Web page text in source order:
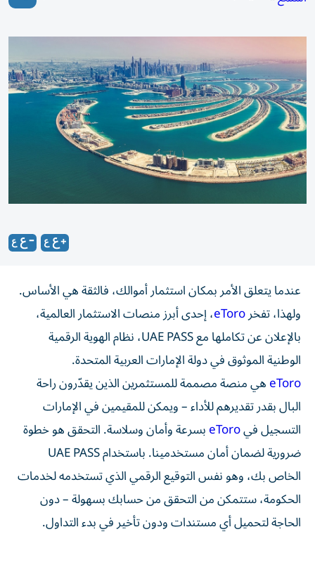
عندما يتعلق الأمر بمكان استثمار أموالك، فالثقة هي الأساس.
ولهذا، تفخرeToro، إحدى أبرز منصات الاستثمار العالمية،
بالإعلان عن تكاملها مع UAE PASS، نظام الهوية الرقمية
الوطنية الموثوق في دولة الإمارات العربية المتحدة.
eToroهي منصة مصممة للمستثمرين الذين يقدّرون راحة
البال بقدر تقديرهم للأداء – ويمكن للمقيمين في الإمارات
التسجيل فيeToroبسرعة وأمان وسلاسة. التحقق هو خطوة
ضرورية لضمان أمان مستخدمينا. باستخدام UAE PASS
الخاص بك، وهو نفس التوقيع الرقمي الذي تستخدمه لخدمات
الحكومة، ستتمكن من التحقق من حسابك بسهولة – دون
الحاجة لتحميل أي مستندات ودون تأخير في بدء التداول.